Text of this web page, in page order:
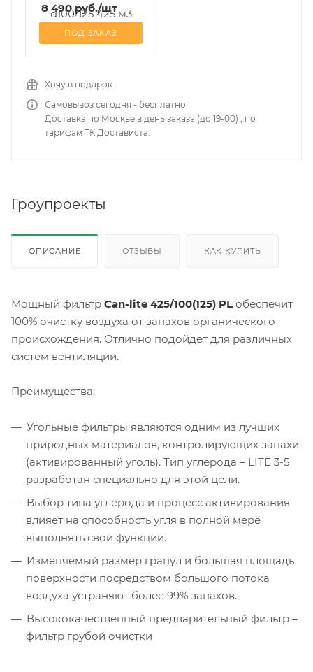
8 490руб./шт
ПОД ЗАКАЗ
Хочу в подарок
Самовывоз сегодня - бесплатно
Доставка по Москве в день заказа (до 19-00) , по
тарифам ТК Достависта.
Гроупроекты
ОПИСАНИЕ ОТЗЫВЫ КАК КУПИТЬ
Мощный фильтр Can-lite 425/100(125) PL обеспечит
100% очистку воздуха от запахов органического
происхождения. Отлично подойдет для различных
систем вентиляции.
Преимущества:
Угольные фильтры являются одним из лучших
природных материалов, контролирующих запахи
(активированный уголь). Тип углерода – LITE 3-5
разработан специально для этой цели.
Выбор типа углерода и процесс активирования
влияет на способность угля в полной мере
выполнять свои функции.
Изменяемый размер гранул и большая площадь
поверхности посредством большого потока
воздуха устраняют более 99% запахов.
Высококачественный предварительный фильтр –
фильтр грубой очистки